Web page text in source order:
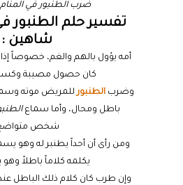
ضرب الطنبور في
تفسير حلم الطنبور
شاهين :
أمه يؤول بالهم والغم، خصوصاً
كان حصول مصيبة
وضرب الطنبورللمريض موته
باطل ومحال، وأما سماع
شخص
ومن رأى أن أحداً يطنبر له وهو
يكلمه كلاماً باطلاً
وإن طرب كان كلام ذلك الباطل